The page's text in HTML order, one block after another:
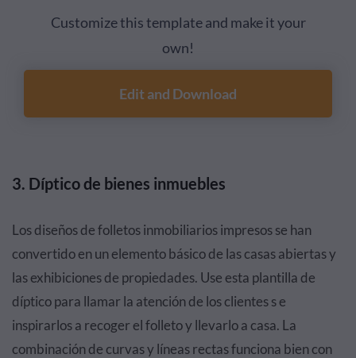
Customize this template and make it your
own!
Edit and Download
3. Díptico de bienes inmuebles
Los diseños de folletos inmobiliarios impresos se han
convertido en un elemento básico de las casas abiertas y
las exhibiciones de propiedades. Use esta plantilla de
díptico para llamar la atención de los clientes s e
inspirarlos a recoger el folleto y llevarlo a casa. La
combinación de curvas y líneas rectas funciona bien con